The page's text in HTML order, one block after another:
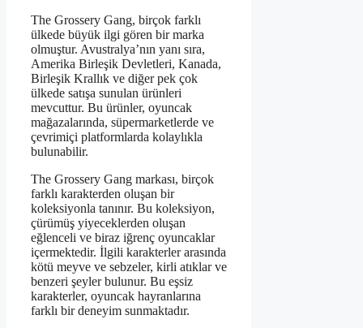
The Grossery Gang, birçok farklı
ülkede büyük ilgi gören bir marka
olmuştur. Avustralya’nın yanı sıra,
Amerika Birleşik Devletleri, Kanada,
Birleşik Krallık ve diğer pek çok
ülkede satışa sunulan ürünleri
mevcuttur. Bu ürünler, oyuncak
mağazalarında, süpermarketlerde ve
çevrimiçi platformlarda kolaylıkla
bulunabilir.
The Grossery Gang markası, birçok
farklı karakterden oluşan bir
koleksiyonla tanınır. Bu koleksiyon,
çürümüş yiyeceklerden oluşan
eğlenceli ve biraz iğrenç oyuncaklar
içermektedir. İlgili karakterler arasında
kötü meyve ve sebzeler, kirli atıklar ve
benzeri şeyler bulunur. Bu eşsiz
karakterler, oyuncak hayranlarına
farklı bir deneyim sunmaktadır.